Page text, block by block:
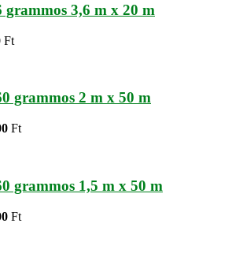
3,6 m x 20 m
Ft
grammos 2 m x 50 m
Ft
grammos 1,5 m x 50 m
Ft